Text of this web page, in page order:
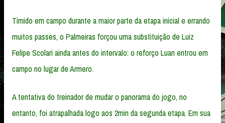
Tímido em campo durante a maior parte da etapa inicial e errando
muitos passes, o Palmeiras forçou uma substituição de Luiz
Felipe Scolari ainda antes do intervalo: o reforço Luan entrou em
campo no lugar de Armero.
A tentativa do treinador de mudar o panorama do jogo, no
entanto, foi atrapalhada logo aos 2min da segunda etapa. Em sua